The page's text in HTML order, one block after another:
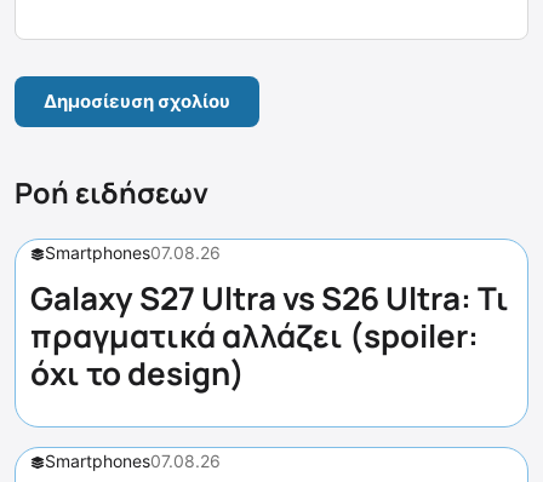
Ροή ειδήσεων
Smartphones07.08.26
Galaxy S27 Ultra vs S26 Ultra: Τι
πραγματικά αλλάζει (spoiler:
όχι το design)
Smartphones07.08.26